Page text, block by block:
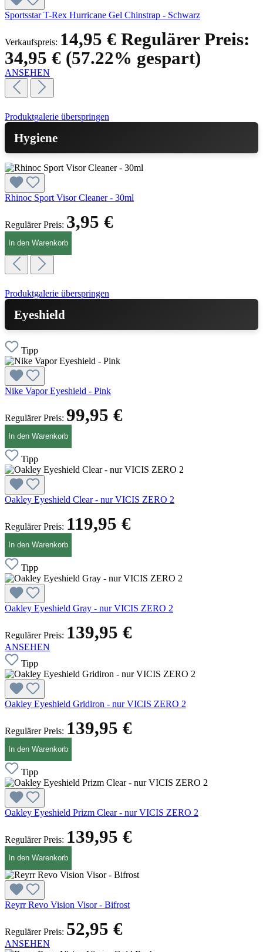
Sportsstar T-Rex Hurricane Gel Chinstrap - Schwarz
Verkaufspreis: 14,95 € Regulärer Preis:
34,95 € (57.22% gespart)
ANSEHEN
Produktgalerie überspringen
Hygiene
Rhinoc Sport Visor Cleaner - 30ml
Regulärer Preis: 3,95 €
In den Warenkorb
Produktgalerie überspringen
Eyeshield
Tipp
Nike Vapor Eyeshield - Pink
Regulärer Preis: 99,95 €
In den Warenkorb
Tipp
Oakley Eyeshield Clear - nur VICIS ZERO 2
Regulärer Preis: 119,95 €
In den Warenkorb
Tipp
Oakley Eyeshield Gray - nur VICIS ZERO 2
Regulärer Preis: 139,95 €
ANSEHEN
Tipp
Oakley Eyeshield Gridiron - nur VICIS ZERO 2
Regulärer Preis: 139,95 €
In den Warenkorb
Tipp
Oakley Eyeshield Prizm Clear - nur VICIS ZERO 2
Regulärer Preis: 139,95 €
In den Warenkorb
Reyrr Revo Vision Visor - Bifrost
Regulärer Preis: 52,95 €
ANSEHEN